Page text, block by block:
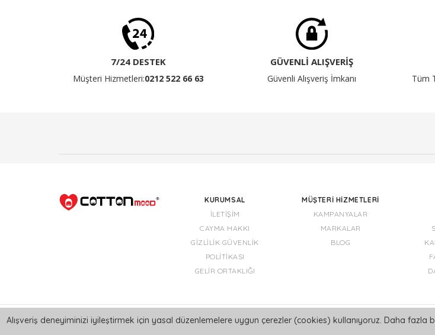
7/24 DESTEK
Müşteri Hizmetleri:0212 522 66 63
GÜVENLİ ALIŞVERİŞ
Güvenli Alışveriş İmkanı Tüm
KURUMSAL
İLETIŞIM
CAYMA HAKKI
GIZLILIK GÜVENLIK
POLITIKASI
GELIR ORTAKLIĞI
MÜŞTERI HIZMETLERI
KAMPANYALAR
MARKALAR
BLOG
Alışveriş deneyiminizi iyileştirmek için yasal düzenlemelere uygun çerezler (cookies) kullanıyoruz. Daha fazla